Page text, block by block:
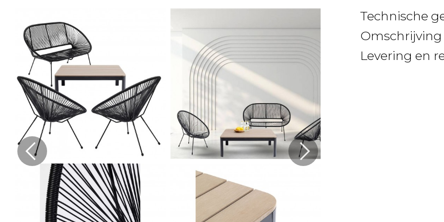
Technische
Omschrijving
Levering en